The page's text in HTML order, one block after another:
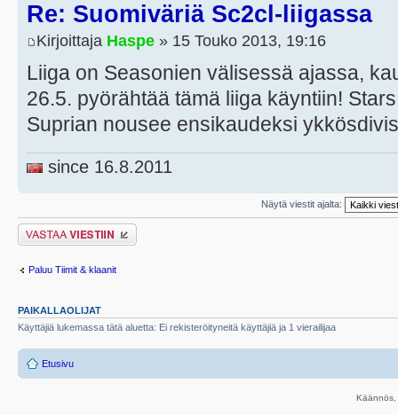
Re: Suomiväriä Sc2cl-liigassa
Kirjoittaja Haspe » 15 Touko 2013, 19:16
Liiga on Seasonien välisessä ajassa,
26.5. pyörähtää tämä liiga käyntiin!
Suprian nousee ensikaudeksi
since 16.8.2011
Näytä viestit ajalta:
Lähetä vastaus
Paluu Tiimit & klaanit
PAIKALLAOLIJAT
Käyttäjiä lukemassa tätä aluetta: Ei rekisteröityneitä käyttäjiä ja 1 vierailijaa
Etusivu